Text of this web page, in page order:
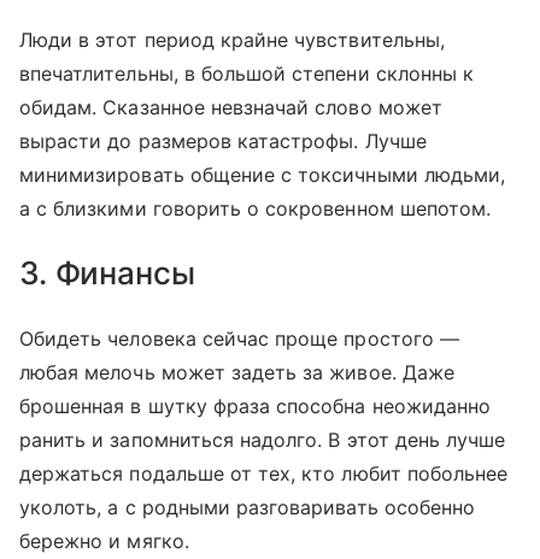
Люди в этот период крайне чувствительны,
впечатлительны, в большой степени склонны к
обидам. Сказанное невзначай слово может
вырасти до размеров катастрофы. Лучше
минимизировать общение с токсичными людьми,
а с близкими говорить о сокровенном шепотом.
3. Финансы
Обидеть человека сейчас проще простого —
любая мелочь может задеть за живое. Даже
брошенная в шутку фраза способна неожиданно
ранить и запомниться надолго. В этот день лучше
держаться подальше от тех, кто любит побольнее
уколоть, а с родными разговаривать особенно
бережно и мягко.